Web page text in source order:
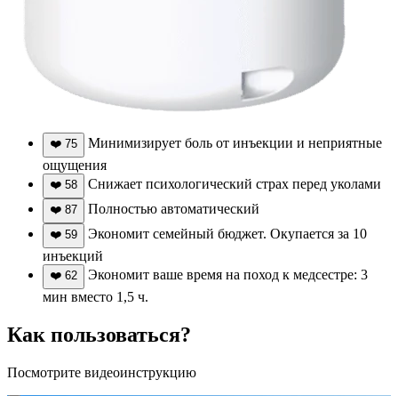
❤️ 75
Минимизирует боль от инъекции и неприятные
ощущения
❤️ 58 Снижает психологический страх перед уколами
❤️ 87 Полностью автоматический
❤️ 59
Экономит семейный бюджет. Окупается за 10
инъекций
❤️ 62
Экономит ваше время на поход к медсестре: 3
мин вместо 1,5 ч.
Как пользоваться?
Посмотрите видеоинструкцию